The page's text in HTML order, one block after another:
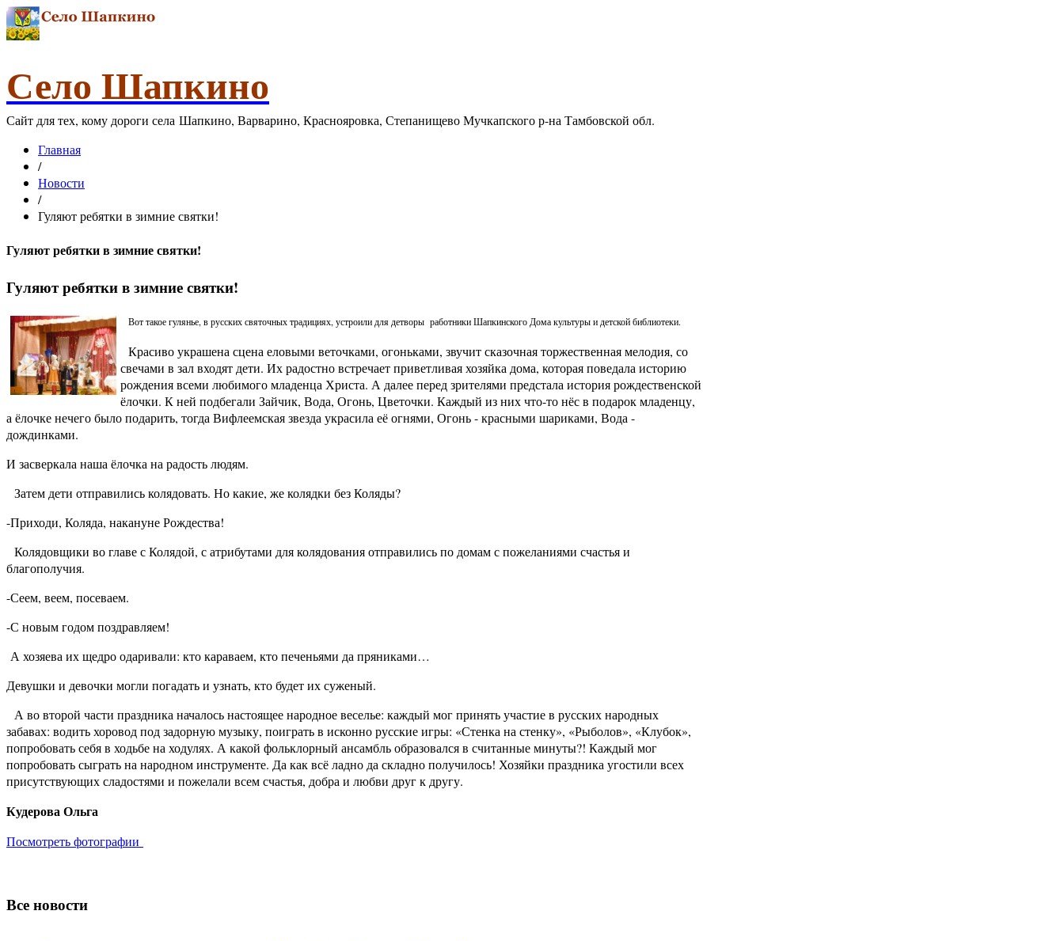
Село Шапкино
Сайт для тех, кому дороги села Шапкино, Варварино, Краснояровка, Степанищево Мучкапского р-на Тамбовской обл.
Главная
/
Новости
/
Гуляют ребятки в зимние святки!
Гуляют ребятки в зимние святки!
Гуляют ребятки в зимние святки!
Вот такое гулянье, в русских святочных традициях, устроили для детворы работники Шапкинского Дома культуры и детской библиотеки.
Красиво украшена сцена еловыми веточками, огоньками, звучит сказочная торжественная мелодия, со
свечами в зал входят дети. Их радостно встречает приветливая хозяйка дома, которая поведала историю
рождения всеми любимого младенца Христа. А далее перед зрителями предстала история рождественской
ёлочки. К ней подбегали Зайчик, Вода, Огонь, Цветочки. Каждый из них что-то нёс в подарок младенцу,
а ёлочке нечего было подарить, тогда Вифлеемская звезда украсила её огнями, Огонь - красными шариками, Вода -
дождинками.
И засверкала наша ёлочка на радость людям.
Затем дети отправились колядовать. Но какие, же колядки без Коляды?
-Приходи, Коляда, накануне Рождества!
Колядовщики во главе с Колядой, с атрибутами для колядования отправились по домам с пожеланиями счастья и
благополучия.
-Сеем, веем, посеваем.
-С новым годом поздравляем!
А хозяева их щедро одаривали: кто караваем, кто печеньями да пряниками…
Девушки и девочки могли погадать и узнать, кто будет их суженый.
А во второй части праздника началось настоящее народное веселье: каждый мог принять участие в русских народных
забавах: водить хоровод под задорную музыку, поиграть в исконно русские игры: «Стенка на стенку», «Рыболов», «Клубок»,
попробовать себя в ходьбе на ходулях. А какой фольклорный ансамбль образовался в считанные минуты?! Каждый мог
попробовать сыграть на народном инструменте. Да как всё ладно да складно получилось! Хозяйки праздника угостили всех
присутствующих сладостями и пожелали всем счастья, добра и любви друг к другу.
Кудерова Ольга
Посмотреть фотографии
Все новости